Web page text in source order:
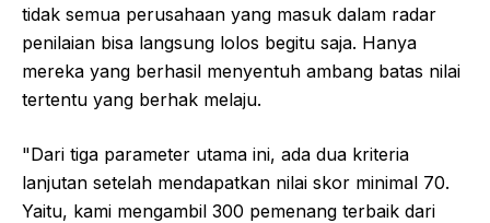
tidak semua perusahaan yang masuk dalam radar
penilaian bisa langsung lolos begitu saja. Hanya
mereka yang berhasil menyentuh ambang batas nilai
tertentu yang berhak melaju.
"Dari tiga parameter utama ini, ada dua kriteria
lanjutan setelah mendapatkan nilai skor minimal 70.
Yaitu, kami mengambil 300 pemenang terbaik dari